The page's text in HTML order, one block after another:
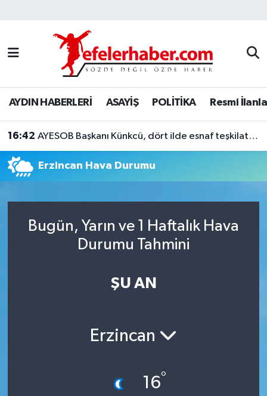
AYDIN HABERLERİ ASAYİŞ POLİTİKA Resmi
16:42 AYESOB Başkanı Künkcü, dört ilde esnaf teşkilatlarıyla buluştu
Erzincan Hava Durumu
Bugün, Yarın ve 1 Haftalık Hava
Durumu Tahmini
ŞU AN
Erzincan
16°
Nöbetçi Eczaneler
Hava Durumu
Aydin Namaz Vakitleri
Trafik Durumu
Süper Lig Puan Durumu ve Fikstür
Son Dakika Haberleri